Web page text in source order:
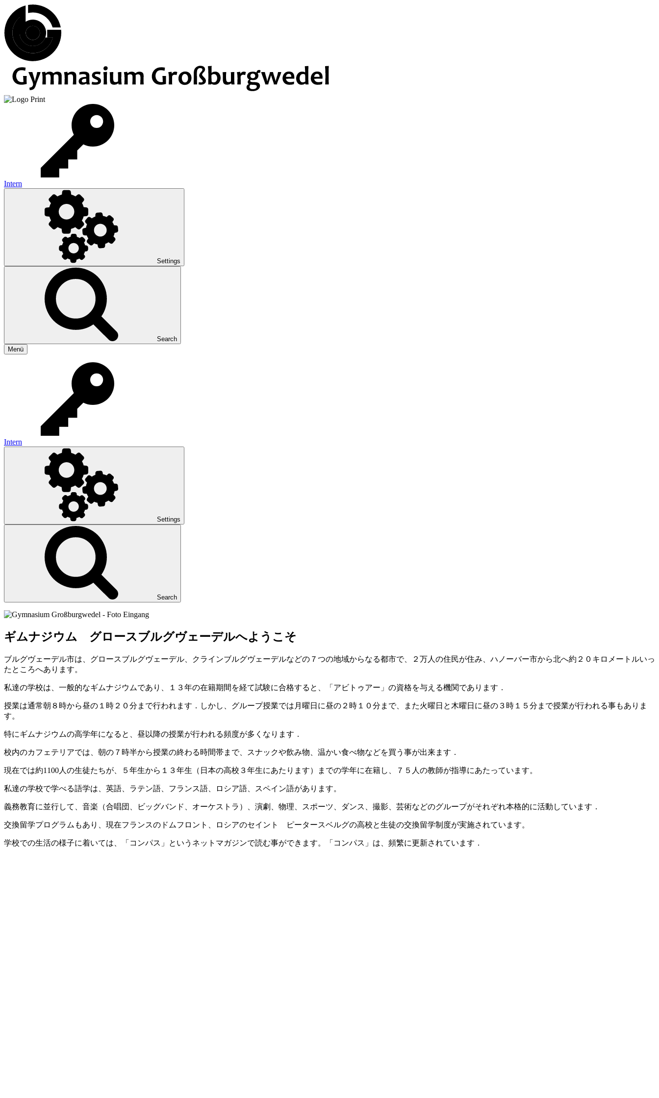
Intern
Settings
Search
Menü
Intern
Settings
Search
ギムナジウム グロースブルグヴェーデルへようこそ
ブルグヴェーデル市は、グロースブルグヴェーデル、クラインブルグヴェーデルなどの７つの地域からなる都市で、２万人の住民が住み、ハノーバー市から北へ約２０キロメートルいっ
たところへあります。
私達の学校は、一般的なギムナジウムであり、１３年の在籍期間を経て試験に合格すると、「アビトゥアー」の資格を与える機関であります．
授業は通常朝８時から昼の１時２０分まで行われます．しかし、グループ授業では月曜日に昼の２時１０分まで、また火曜日と木曜日に昼の３時１５分まで授業が行われる事もありま
す。
特にギムナジウムの高学年になると、昼以降の授業が行われる頻度が多くなります．
校内のカフェテリアでは、朝の７時半から授業の終わる時間帯まで、スナックや飲み物、温かい食べ物などを買う事が出来ます．
現在では約1100人の生徒たちが、５年生から１３年生（日本の高校３年生にあたります）までの学年に在籍し、７５人の教師が指導にあたっています。
私達の学校で学べる語学は、英語、ラテン語、フランス語、ロシア語、スペイン語があります。
義務教育に並行して、音楽（合唱団、ビッグバンド、オーケストラ）、演劇、物理、スポーツ、ダンス、撮影、芸術などのグループがそれぞれ本格的に活動しています．
交換留学プログラムもあり、現在フランスのドムフロント、ロシアのセイント ピータースベルグの高校と生徒の交換留学制度が実施されています。
学校での生活の様子に着いては、「コンパス」というネットマガジンで読む事ができます。「コンパス」は、頻繁に更新されています．